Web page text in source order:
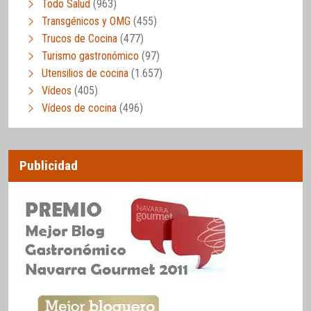
Todo Salud (963)
Transgénicos y OMG (455)
Trucos de Cocina (477)
Turismo gastronómico (97)
Utensilios de cocina (1.657)
Vídeos (405)
Vídeos de cocina (496)
Publicidad